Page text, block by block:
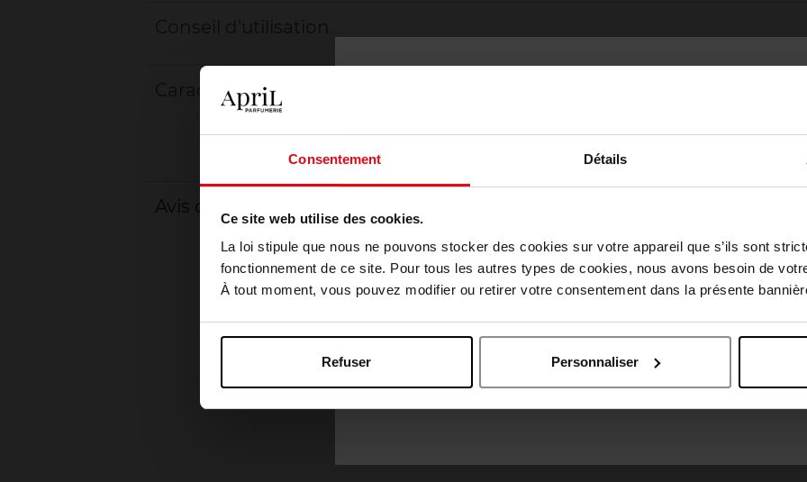
Consentement Détails
Ce site web utilise des cookies.
La loi stipule que nous ne pouvons stocker des cookies sur votre appareil que s’ils sont
fonctionnement de ce site. Pour tous les autres types de cookies, nous avons besoin de
À tout moment, vous pouvez modifier ou retirer votre consentement dans la présente
Refuser Personnaliser
Caractéristiques
Avis client
Oublié quelque chose ?
Choisissez votre pays